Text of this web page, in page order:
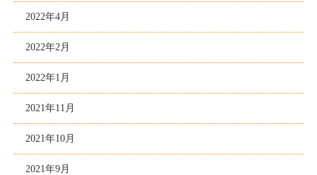
2022年4月
2022年2月
2022年1月
2021年11月
2021年10月
2021年9月